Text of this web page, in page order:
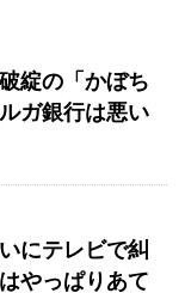
綻の「かぼち
ガ銀行は悪い
にテレビで糾
やっぱりあて